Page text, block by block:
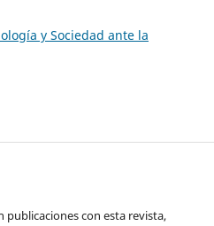
y Sociedad ante la
con esta revista,